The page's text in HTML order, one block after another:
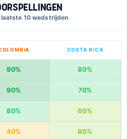
10 wedstrijden
COSTA RICA
90% 80%
90% 70%
80% 60%
40% 60%